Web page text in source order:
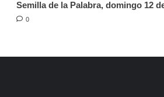
Semilla de la Palabra, domingo 12
0